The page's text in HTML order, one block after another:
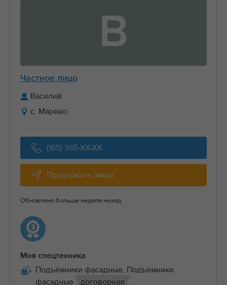
В
Частное лицо
Василий
с. Марёво
(165) 365-XX-XX
Предложить заказ
Обновлено больше недели назад
Моя спецтехника
Подъёмники фасадные, Подъёмники
фасадные
договорная